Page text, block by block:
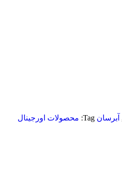
آبرسان Tag: محصولات اورجینال